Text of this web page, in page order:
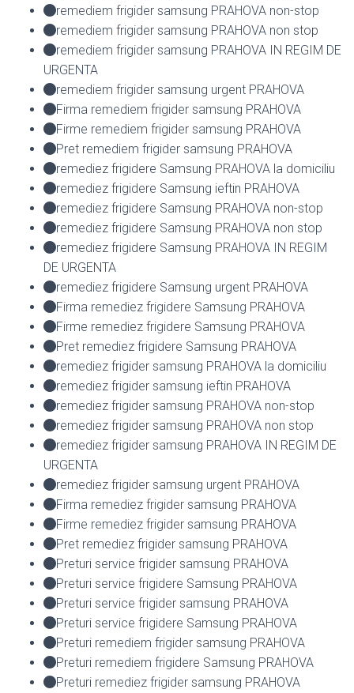
remediem frigider samsung PRAHOVA non-stop
remediem frigider samsung PRAHOVA non stop
remediem frigider samsung PRAHOVA IN REGIM DE
URGENTA
remediem frigider samsung urgent PRAHOVA
Firma remediem frigider samsung PRAHOVA
Firme remediem frigider samsung PRAHOVA
Pret remediem frigider samsung PRAHOVA
remediez frigidere Samsung PRAHOVA la domiciliu
remediez frigidere Samsung ieftin PRAHOVA
remediez frigidere Samsung PRAHOVA non-stop
remediez frigidere Samsung PRAHOVA non stop
remediez frigidere Samsung PRAHOVA IN REGIM
DE URGENTA
remediez frigidere Samsung urgent PRAHOVA
Firma remediez frigidere Samsung PRAHOVA
Firme remediez frigidere Samsung PRAHOVA
Pret remediez frigidere Samsung PRAHOVA
remediez frigider samsung PRAHOVA la domiciliu
remediez frigider samsung ieftin PRAHOVA
remediez frigider samsung PRAHOVA non-stop
remediez frigider samsung PRAHOVA non stop
remediez frigider samsung PRAHOVA IN REGIM DE
URGENTA
remediez frigider samsung urgent PRAHOVA
Firma remediez frigider samsung PRAHOVA
Firme remediez frigider samsung PRAHOVA
Pret remediez frigider samsung PRAHOVA
Preturi service frigider samsung PRAHOVA
Preturi service frigidere Samsung PRAHOVA
Preturi service frigider samsung PRAHOVA
Preturi service frigidere Samsung PRAHOVA
Preturi remediem frigider samsung PRAHOVA
Preturi remediem frigidere Samsung PRAHOVA
Preturi remediez frigider samsung PRAHOVA